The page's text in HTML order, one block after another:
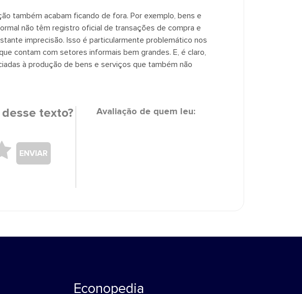
também acabam ficando de fora. Por exemplo, bens e
não têm registro oficial de transações de compra e
imprecisão. Isso é particularmente problemático nos
contam com setores informais bem grandes. E, é claro,
à produção de bens e serviços que também não
texto?
ENVIAR
Avaliação de quem leu:
Econopedia